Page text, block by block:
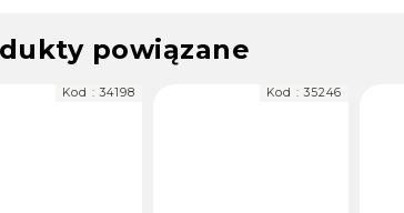
powiązane
Kod :34198 Kod :35246